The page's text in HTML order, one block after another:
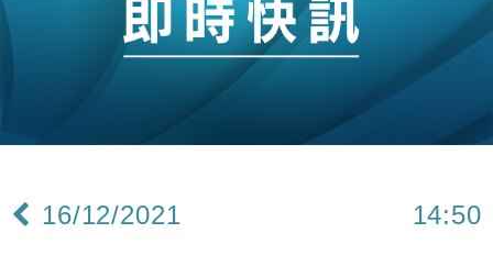
財經｜滙豐上調香港今年GDP預測至4.5% 看好貿易
及消費表現
16:47
本地｜假冒內地執法人員要求交「保證金」 43歲女子
財經｜日經失守6.5萬點後回穩 全周仍升近2%
15:11
財經｜韓股反覆波動收跌 連挫7周創逾3年最長跌勢
16/12/2021 14:50